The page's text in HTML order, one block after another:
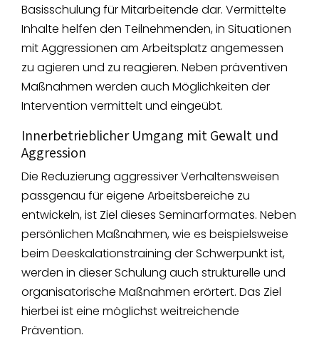
Basisschulung für Mitarbeitende dar. Vermittelte
Inhalte helfen den Teilnehmenden, in Situationen
mit Aggressionen am Arbeitsplatz angemessen
zu agieren und zu reagieren. Neben präventiven
Maßnahmen werden auch Möglichkeiten der
Intervention vermittelt und eingeübt.
Innerbetrieblicher Umgang mit Gewalt und
Aggression
Die Reduzierung aggressiver Verhaltensweisen
passgenau für eigene Arbeitsbereiche zu
entwickeln, ist Ziel dieses Seminarformates. Neben
persönlichen Maßnahmen, wie es beispielsweise
beim Deeskalationstraining der Schwerpunkt ist,
werden in dieser Schulung auch strukturelle und
organisatorische Maßnahmen erörtert. Das Ziel
hierbei ist eine möglichst weitreichende
Prävention.